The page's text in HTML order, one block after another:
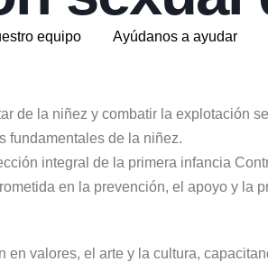
equipo Ayúdanos a ayudar
de la niñez y combatir la explotación
fundamentales de la niñez.
integral de la primera infancia
en la prevención, el apoyo y la
valores, el arte y la cultura,